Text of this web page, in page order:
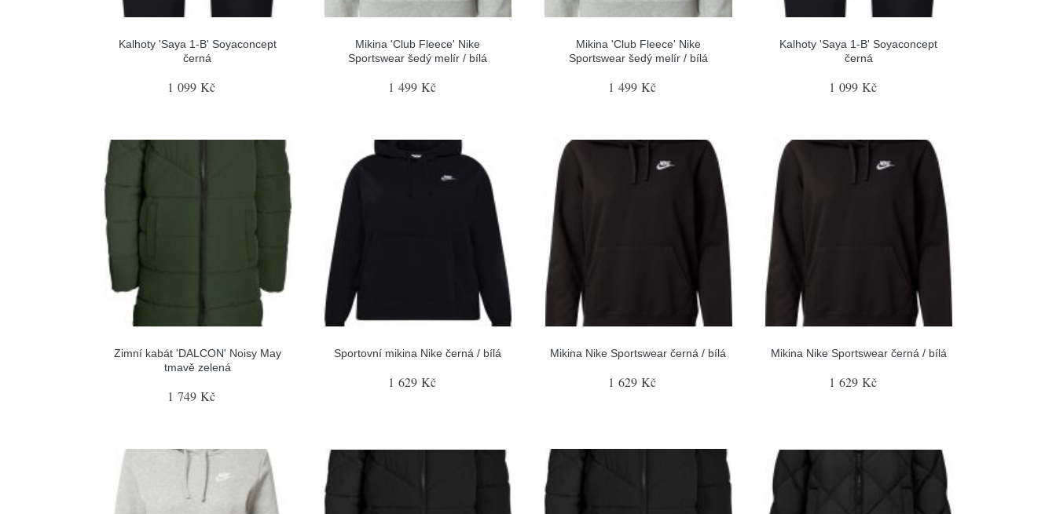
Kalhoty 'Saya 1-B' Soyaconcept
černá
1 099 Kč
Mikina 'Club Fleece' Nike
Sportswear šedý melír / bílá
1 499 Kč
Mikina 'Club Fleece' Nike
Sportswear šedý melír / bílá
1 499 Kč
Kalhoty 'Saya 1-B' Soyaconcept
černá
1 099 Kč
Zimní kabát 'DALCON' Noisy May
tmavě zelená
1 749 Kč
Sportovní mikina Nike černá / bílá
1 629 Kč
Mikina Nike Sportswear černá / bílá
1 629 Kč
Mikina Nike Sportswear černá / bílá
1 629 Kč